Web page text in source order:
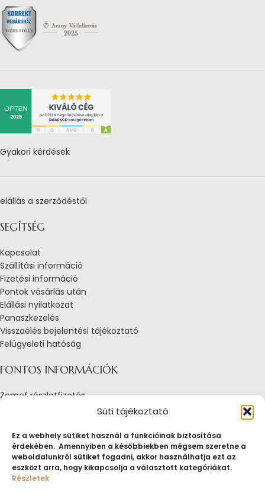
Süti tájékoztató
Ez a webhely sütiket használ a funkcióinak biztosítása
érdekében. Amennyiben a későbbiekben mégsem szeretne a
weboldalunkról sütiket fogadni, akkor használhatja ezt az
eszközt arra, hogy kikapcsolja a választott kategóriákat.
Részletek
Gyakori kérdések
elállás a szerződéstől
SEGÍTSÉG
Kapcsolat
Szállítási információ
Fizetési információ
Pontok vásárlás után
Elállási nyilatkozat
Panaszkezelés
Visszaélés bejelentési tájékoztató
Felügyeleti hatóság
FONTOS INFORMÁCIÓK
Zemef részletfizetés
Adatkezelési tájékoztató
Tájékoztató sütik alkalmazásáról
Fogyasztóvédelmi tájékoztató
Jogi nyilatkozat
Impresszum